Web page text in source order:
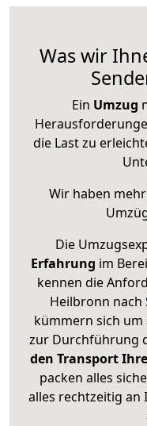
Was wir
Ein Umzug
die Last zu
Wir haben
Die
Erfahrung im
kennen die
Heilbronn nach
kümmern sich um
zur Durchführung
den Transport
packen alles
alles rechtzeitig an